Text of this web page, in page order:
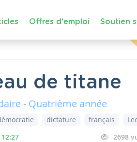
Offres d'emploi Soutien
de titane
- Quatrième année
dictature français
2698